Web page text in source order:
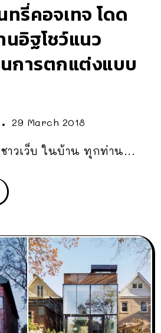
รี่คอจเทจ โดด
อิฐโชว์แนว
การตกแต่งแบบ
29 March 2018
าวเว็บ ในบ้าน ทุกท่าน...